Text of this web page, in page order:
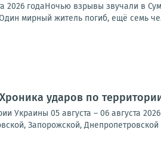
2026 годаНочью взрывы звучали в
мирный житель погиб, ещё семь
ударов по
Украины 05 августа – 06 августа
Запорожской,